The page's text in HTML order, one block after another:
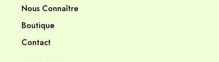
Nous Connaître
Boutique
Contact